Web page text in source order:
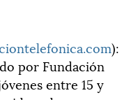
):
por Fundación
entre 15 y